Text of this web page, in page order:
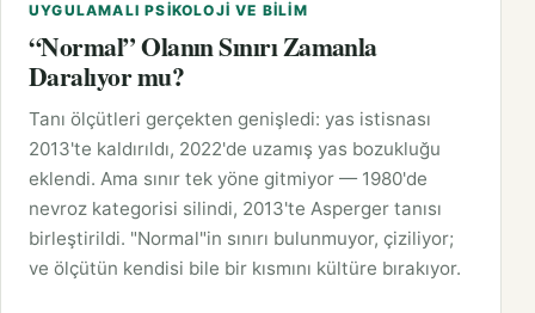
UYGULAMALI PSIKOLOJI VE BILIM
“Normal” Olanın Sınırı Zamanla
Daralıyor mu?
Tanı ölçütleri gerçekten genişledi: yas istisnası
2013'te kaldırıldı, 2022'de uzamış yas bozukluğu
eklendi. Ama sınır tek yöne gitmiyor — 1980'de
nevroz kategorisi silindi, 2013'te Asperger tanısı
birleştirildi. "Normal"in sınırı bulunmuyor, çiziliyor;
ve ölçütün kendisi bile bir kısmını kültüre bırakıyor.